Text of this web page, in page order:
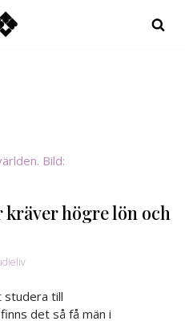
kräver högre lön och
studera till
det så få män i